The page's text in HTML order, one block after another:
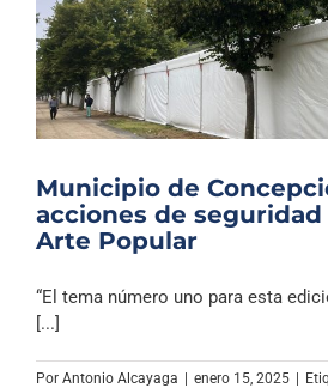
Municipio de
acciones de
Arte Popular
“El tema número uno para esta
[...]
Por Antonio Alcayaga | enero 15, 2025 |